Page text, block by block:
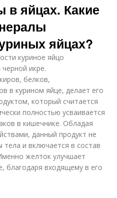
в яйцах. Какие
яйцах?
куриное яйцо
икре.
белков,
в курином яйце, делает его
который считается
полностью усваивается
в кишечнике. Обладая
данный продукт не
тела и включается в состав
желток улучшает
благодаря входящему в его